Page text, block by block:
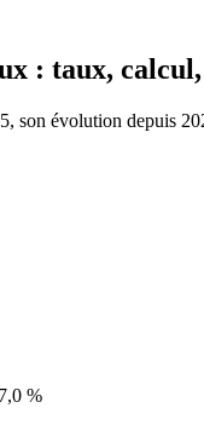
: taux,
évolution depuis
%